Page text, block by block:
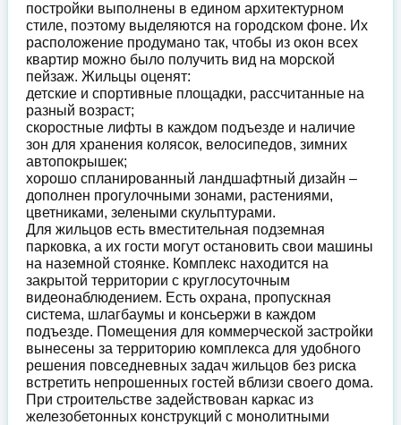
постройки выполнены в едином архитектурном
стиле, поэтому выделяются на городском фоне. Их
расположение продумано так, чтобы из окон всех
квартир можно было получить вид на морской
пейзаж. Жильцы оценят:
детские и спортивные площадки, рассчитанные на
разный возраст;
скоростные лифты в каждом подъезде и наличие
зон для хранения колясок, велосипедов, зимних
автопокрышек;
хорошо спланированный ландшафтный дизайн –
дополнен прогулочными зонами, растениями,
цветниками, зелеными скульптурами.
Для жильцов есть вместительная подземная
парковка, а их гости могут остановить свои машины
на наземной стоянке. Комплекс находится на
закрытой территории с круглосуточным
видеонаблюдением. Есть охрана, пропускная
система, шлагбаумы и консьержи в каждом
подъезде. Помещения для коммерческой застройки
вынесены за территорию комплекса для удобного
решения повседневных задач жильцов без риска
встретить непрошенных гостей вблизи своего дома.
При строительстве задействован каркас из
железобетонных конструкций с монолитными